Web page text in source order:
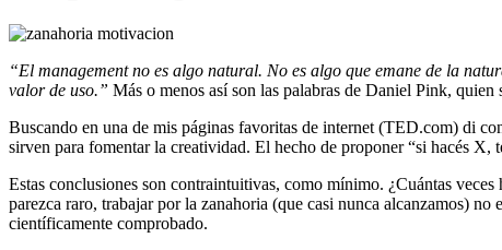
“El management no es algo natural. No es algo que emane de la
valor de uso.” Más o menos así son las palabras de Daniel Pink,
Buscando en una de mis páginas favoritas de internet (TED.com) di
sirven para fomentar la creatividad. El hecho de proponer “si hacés
Estas conclusiones son contraintuitivas, como mínimo. ¿Cuántas
parezca raro, trabajar por la zanahoria (que casi nunca alcanzamos)
científicamente comprobado.